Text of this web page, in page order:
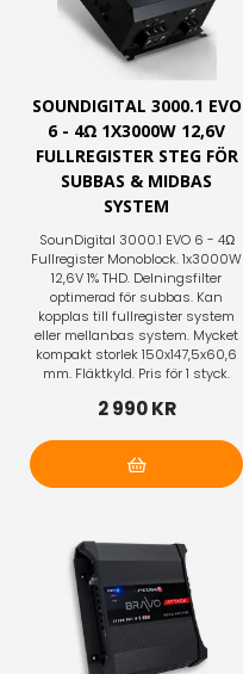
SOUNDIGITAL 3000.1 EVO
6 - 4Ω 1X3000W 12,6V
FULLREGISTER STEG FÖR
SUBBAS & MIDBAS
SYSTEM
SounDigital 3000.1 EVO 6 - 4Ω
Fullregister Monoblock. 1x3000W
12,6V 1% THD. Delningsfilter
optimerad för subbas. Kan
kopplas till fullregister system
eller mellanbas system. Mycket
kompakt storlek 150x147,5x60,6
mm. Fläktkyld. Pris för 1 styck.
2 990 KR